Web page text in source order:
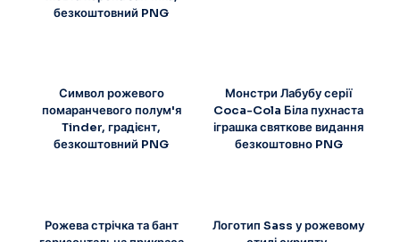
безкоштовний PNG
Символ рожевого
помаранчевого полум'я
Tinder, градієнт,
безкоштовний PNG
Монстри Лабубу серії
Coca-Cola Біла пухнаста
іграшка святкове видання
безкоштовно PNG
Рожева стрічка та бант
Логотип Sass у рожевому